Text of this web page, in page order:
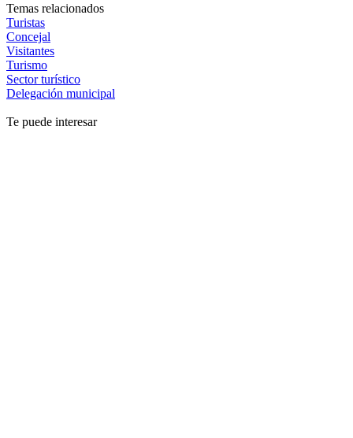
Temas relacionados
Turistas
Concejal
Visitantes
Turismo
Sector turístico
Delegación municipal
Te puede interesar